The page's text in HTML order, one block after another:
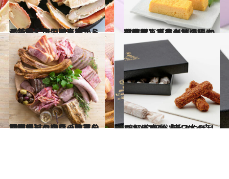
2020.12.18
【特集】全国の市場からの美味しいお取り寄せ！ 全部の記事をまとめて読む
グルメ 2020.12.21
【画像】「豊洲市場」に集結する日本各地の極上の食材＆東京老舗の味10選を写真でチェック！
グルメ
2020.12.22
【画像】うちなー絶賛の沖縄食材の宝庫「牧志公設市場」 絶品の数々を写真でチェック！
グルメ 2020.12.7
47都道府県「手みやげリスト」2019 “東日本の旨いもの”を総まとめ
グルメ